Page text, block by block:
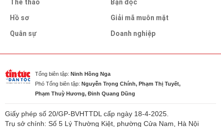
Thể thao
Hồ sơ
Quân sự
Bạn đọc
Giải mã muôn mặt
Doanh nghiệp
Tổng biên tập: Ninh Hồng Nga
Phó Tổng biên tập: Nguyễn Trọng Chính, Phạm Thị Tuyết,
Phạm Thuỳ Hương, Đinh Quang Dũng
Giấy phép số 20/GP-BVHTTDL cấp ngày 18-4-2025.
Trụ sở chính: Số 5 Lý Thường Kiệt, phường Cửa Nam, Hà Nội